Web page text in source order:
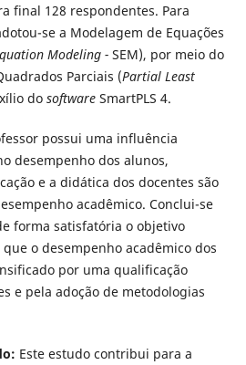
final 128 respondentes. Para
se a Modelagem de Equações
Modeling - SEM), por meio do
Parciais (Partial Least
do software SmartPLS 4.
possui uma influência
desempenho dos alunos,
e a didática dos docentes são
acadêmico. Conclui-se
forma satisfatória o objetivo
o desempenho acadêmico dos
por uma qualificação
e pela adoção de metodologias
Este estudo contribui para a